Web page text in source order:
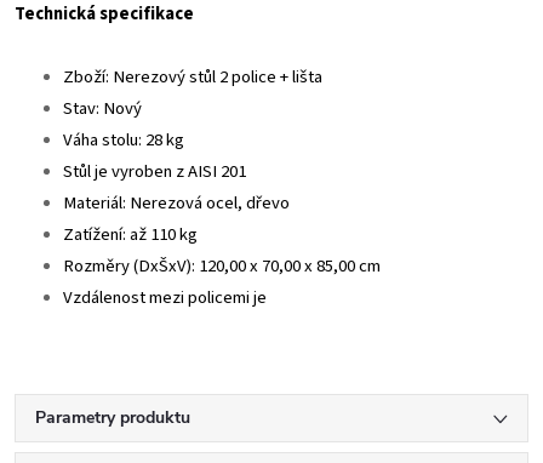
Technická specifikace
Zboží: Nerezový stůl 2 police + lišta
Stav: Nový
Váha stolu: 28 kg
Stůl je vyroben z AISI 201
Materiál: Nerezová ocel, dřevo
Zatížení: až 110 kg
Rozměry (DxŠxV): 120,00 x 70,00 x 85,00 cm
Vzdálenost mezi policemi je
Parametry produktu